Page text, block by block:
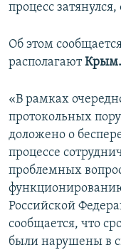
процесс
Об этом
располагают
«В рамках
протокольных
доложено о
процессе
проблемных
Российской
сообщается, что
были нарушены в